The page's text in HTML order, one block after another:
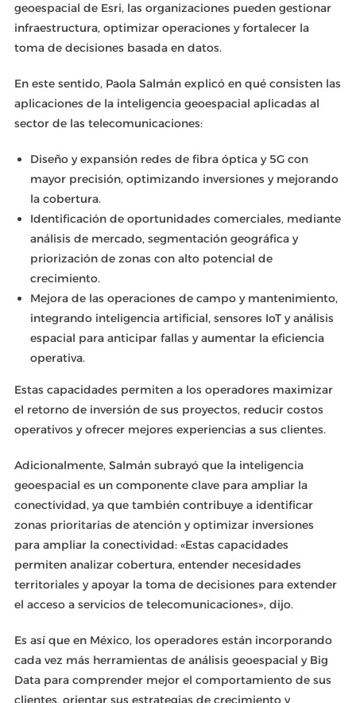
geoespacial de Esri, las organizaciones pueden gestionar
infraestructura, optimizar operaciones y fortalecer la
toma de decisiones basada en datos.
En este sentido, Paola Salmán explicó en qué consisten las
aplicaciones de la inteligencia geoespacial aplicadas al
sector de las telecomunicaciones:
Diseño y expansión redes de fibra óptica y 5G con
mayor precisión, optimizando inversiones y mejorando
la cobertura.
Identificación de oportunidades comerciales, mediante
análisis de mercado, segmentación geográfica y
priorización de zonas con alto potencial de
crecimiento.
Mejora de las operaciones de campo y mantenimiento,
integrando inteligencia artificial, sensores IoT y análisis
espacial para anticipar fallas y aumentar la eficiencia
operativa.
Estas capacidades permiten a los operadores maximizar
el retorno de inversión de sus proyectos, reducir costos
operativos y ofrecer mejores experiencias a sus clientes.
Adicionalmente, Salmán subrayó que la inteligencia
geoespacial es un componente clave para ampliar la
conectividad, ya que también contribuye a identificar
zonas prioritarias de atención y optimizar inversiones
para ampliar la conectividad: «Estas capacidades
permiten analizar cobertura, entender necesidades
territoriales y apoyar la toma de decisiones para extender
el acceso a servicios de telecomunicaciones», dijo.
Es así que en México, los operadores están incorporando
cada vez más herramientas de análisis geoespacial y Big
Data para comprender mejor el comportamiento de sus
clientes, orientar sus estrategias de crecimiento y